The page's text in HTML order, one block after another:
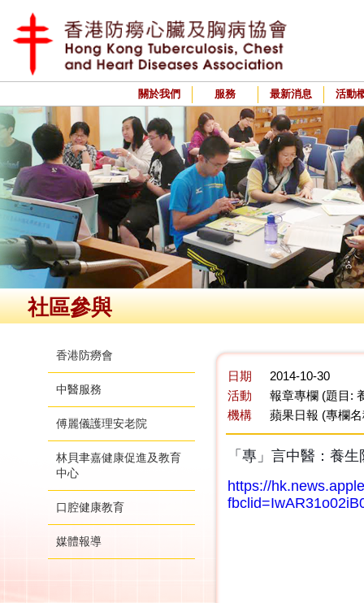
關於我們 服務 最新消息 活動
社區參與
香港防癆會
中醫服務
傅麗儀護理安老院
林貝聿嘉健康促進及教育
中心
口腔健康教育
媒體報導
日期
2014-10-30
活動
報章專欄 (題目:
機構
蘋果日報 (專欄
「專」言中醫：養
https://